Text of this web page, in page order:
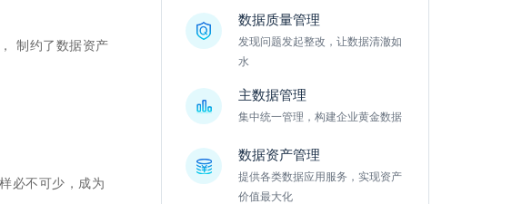
制约了数据资产
必不可少，成为
数据质量管理
发现问题发起整改，让数据清澈如
水
主数据管理
集中统一管理，构建企业黄金数据
数据资产管理
提供各类数据应用服务，实现资产
价值最大化